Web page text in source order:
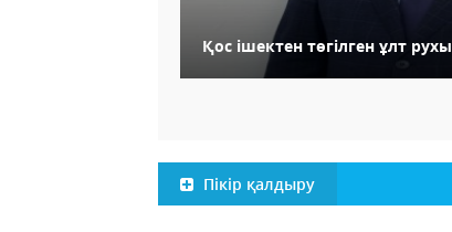
Қос ішектен төгілген ұлт рухы
Пікір қалдыру